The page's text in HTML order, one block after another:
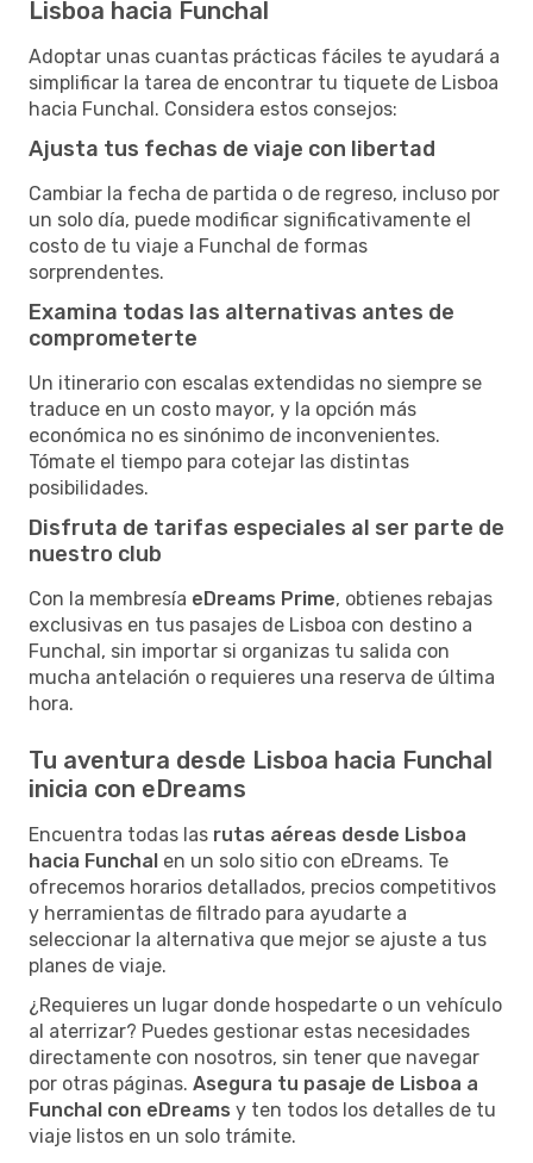
Lisboa hacia Funchal
Adoptar unas cuantas prácticas fáciles te ayudará a
simplificar la tarea de encontrar tu tiquete de Lisboa
hacia Funchal. Considera estos consejos:
Ajusta tus fechas de viaje con libertad
Cambiar la fecha de partida o de regreso, incluso por
un solo día, puede modificar significativamente el
costo de tu viaje a Funchal de formas
sorprendentes.
Examina todas las alternativas antes de
comprometerte
Un itinerario con escalas extendidas no siempre se
traduce en un costo mayor, y la opción más
económica no es sinónimo de inconvenientes.
Tómate el tiempo para cotejar las distintas
posibilidades.
Disfruta de tarifas especiales al ser parte de
nuestro club
Con la membresía eDreams Prime, obtienes rebajas
exclusivas en tus pasajes de Lisboa con destino a
Funchal, sin importar si organizas tu salida con
mucha antelación o requieres una reserva de última
hora.
Tu aventura desde Lisboa hacia Funchal
inicia con eDreams
Encuentra todas las rutas aéreas desde Lisboa
hacia Funchal en un solo sitio con eDreams. Te
ofrecemos horarios detallados, precios competitivos
y herramientas de filtrado para ayudarte a
seleccionar la alternativa que mejor se ajuste a tus
planes de viaje.
¿Requieres un lugar donde hospedarte o un vehículo
al aterrizar? Puedes gestionar estas necesidades
directamente con nosotros, sin tener que navegar
por otras páginas. Asegura tu pasaje de Lisboa a
Funchal con eDreams y ten todos los detalles de tu
viaje listos en un solo trámite.